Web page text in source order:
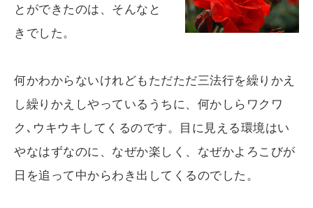
とができたのは、そんなと
きでした。
何かわからないけれどもただただ三法行を繰りかえ
し繰りかえしやっているうちに、何かしらワクワ
ク､ウキウキしてくるのです。目に見える環境はい
やなはずなのに、なぜか楽しく、なぜかよろこびが
日を追って中からわき出してくるのでした。